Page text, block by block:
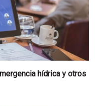
hídrica y otros